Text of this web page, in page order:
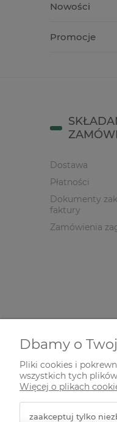
Nowości
Promocje
Dostawa
Płatności
Dokumenty
faktury
Zamówienia
© 2026
Dbamy o
Pliki cookies i
wszystkich tych
Więcej o plikach
zaakceptuj tylko